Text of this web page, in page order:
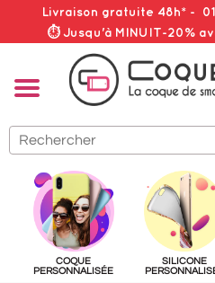
Livraison gratuite 48h* -
⏱ Jusqu'à MINUIT-20%
COQUE
PERSONNALISÉE
SILICONE